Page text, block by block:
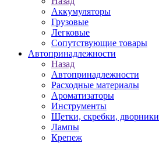
Аккумуляторы
Грузовые
Легковые
Сопутствующие товары
Автопринадлежности
Назад
Автопринадлежности
Расходные материалы
Ароматизаторы
Инструменты
Щетки, скребки, дворники
Лампы
Крепеж